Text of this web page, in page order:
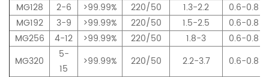
MG128
2-6 >99.99% 220/50 1.3-2.2
0.6-0.8
MG192
3-9 >99.99% 220/50 1.5-2.5
0.6-0.8
MG256
4-12 >99.99% 220/50 1.8-3
0.6-0.8
MG320
5-
15
>99.99% 220/50 2.2-3.7 0.6-0.8